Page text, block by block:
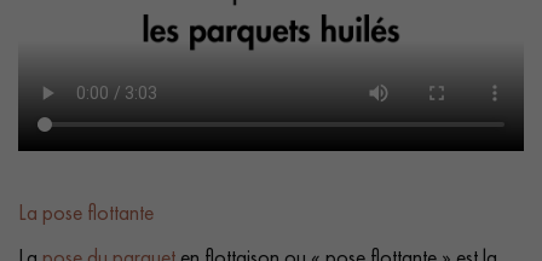
La pose flottante